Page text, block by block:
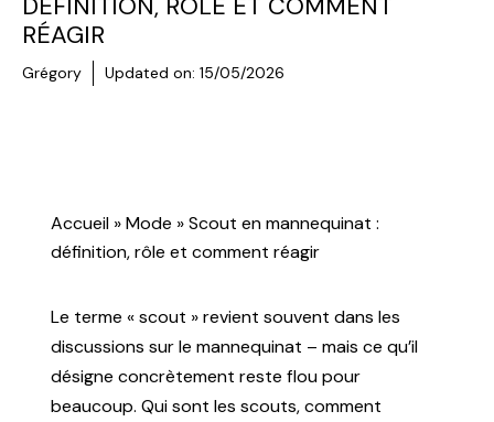
RÉAGIR
Grégory Updated on: 15/05/2026
Accueil »Mode »Scout en mannequinat :
définition, rôle et comment réagir
Le terme « scout » revient souvent dans les
discussions sur le mannequinat – mais ce qu’il
désigne concrètement reste flou pour
beaucoup. Qui sont les scouts, comment